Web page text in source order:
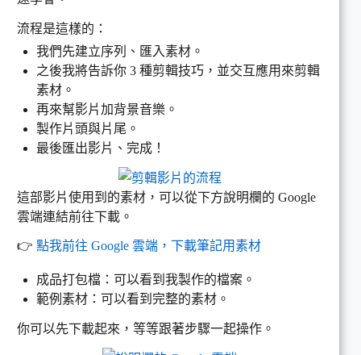
流程是這樣的：
我們先建立序列、匯入素材。
之後我將告訴你 3 種剪輯技巧，並交互應用來剪輯
素材。
再來幫影片加背景音樂。
製作片頭與片尾。
最後匯出影片、完成！
這部影片使用到的素材，可以從下方說明欄的 Google
雲端連結前往下載。
👉 點我前往 Google 雲端，下載筆記用素材
成品打包檔：可以看到我製作的檔案。
範例素材：可以看到完整的素材。
你可以先下載起來，等等跟著步驟一起操作。